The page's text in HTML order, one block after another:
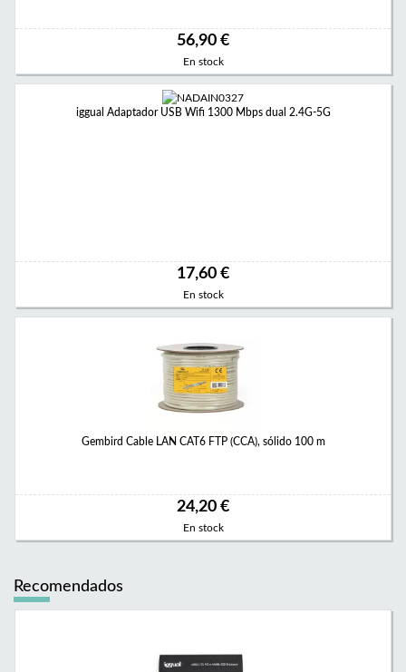
56,90 €
En stock
iggual Adaptador USB Wifi 1300 Mbps dual 2.4G-5G
17,60 €
En stock
Gembird Cable LAN CAT6 FTP (CCA), sólido 100 m
24,20 €
En stock
Recomendados